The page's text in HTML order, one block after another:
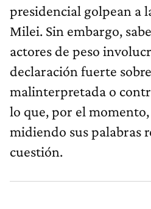
presidencial golpean a
Milei. Sin embargo,
actores de peso
declaración fuerte
malinterpretada o
lo que, por el
midiendo sus palabras
cuestión.